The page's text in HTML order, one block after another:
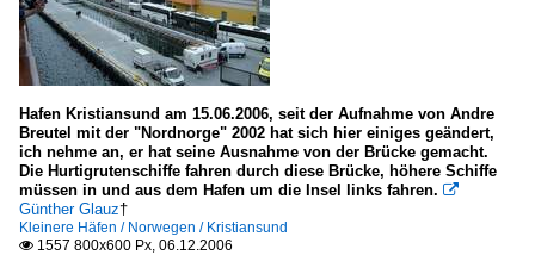
Hafen Kristiansund am 15.06.2006, seit der Aufnahme von Andre
Breutel mit der "Nordnorge" 2002 hat sich hier einiges geändert,
ich nehme an, er hat seine Ausnahme von der Brücke gemacht.
Die Hurtigrutenschiffe fahren durch diese Brücke, höhere Schiffe
müssen in und aus dem Hafen um die Insel links fahren. 
Günther Glauz†
Kleinere Häfen / Norwegen / Kristiansund
 1557 800x600 Px, 06.12.2006